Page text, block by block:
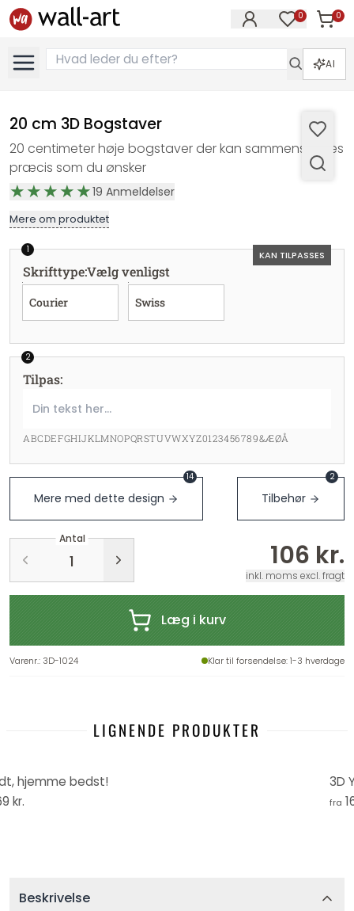
0 0
Varer
AI
20 cm 3D Bogstaver
20 centimeter høje bogstaver der kan sammensættes
præcis som du ønsker
19 Anmeldelser
Mere om produktet
KAN TILPASSES
1
Skrifttype:Vælg venligst
Courier Swiss
2
Tilpas:
ABCDEFGHIJKLMNOPQRSTUVWXYZ0123456789&ÆØÅ
Mere med dette design
14
Tilbehør
2
Antal
106 kr.
inkl. moms excl. fragt
Læg i kurv
Varenr.: 3D-1024 Klar til forsendelse: 1-3 hverdage
LIGNENDE PRODUKTER
hjemme bedst!
kr.
3D
fra
Beskrivelse